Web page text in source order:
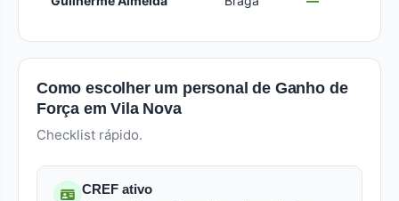
Como escolher um personal de Ganho de
Força em Vila Nova
Checklist rápido.
CREF ativo